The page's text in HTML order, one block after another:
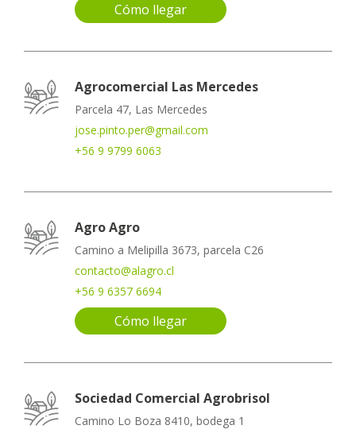
Cómo llegar
Agrocomercial Las Mercedes
Parcela 47, Las Mercedes
jose.pinto.per@gmail.com
+56 9 9799 6063
Agro Agro
Camino a Melipilla 3673, parcela C26
contacto@alagro.cl
+56 9 6357 6694
Cómo llegar
Sociedad Comercial Agrobrisol
Camino Lo Boza 8410, bodega 1